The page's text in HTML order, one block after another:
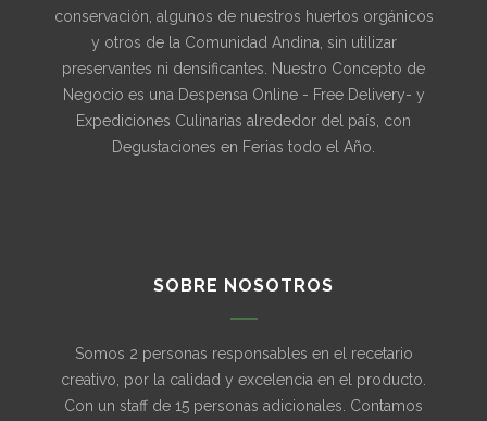
conservación, algunos de nuestros huertos orgánicos
y otros de la Comunidad Andina, sin utilizar
preservantes ni densificantes. Nuestro Concepto de
Negocio es una Despensa Online - Free Delivery- y
Expediciones Culinarias alrededor del país, con
Degustaciones en Ferias todo el Año.
SOBRE NOSOTROS
Somos 2 personas responsables en el recetario
creativo, por la calidad y excelencia en el producto.
Con un staff de 15 personas adicionales. Contamos